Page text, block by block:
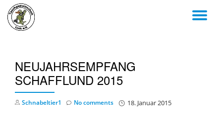
Skip
NEUJAHRSEMPFANG
SCHAFFLUND 2015
Schnabeltier1 18. Januar 2015
No comments